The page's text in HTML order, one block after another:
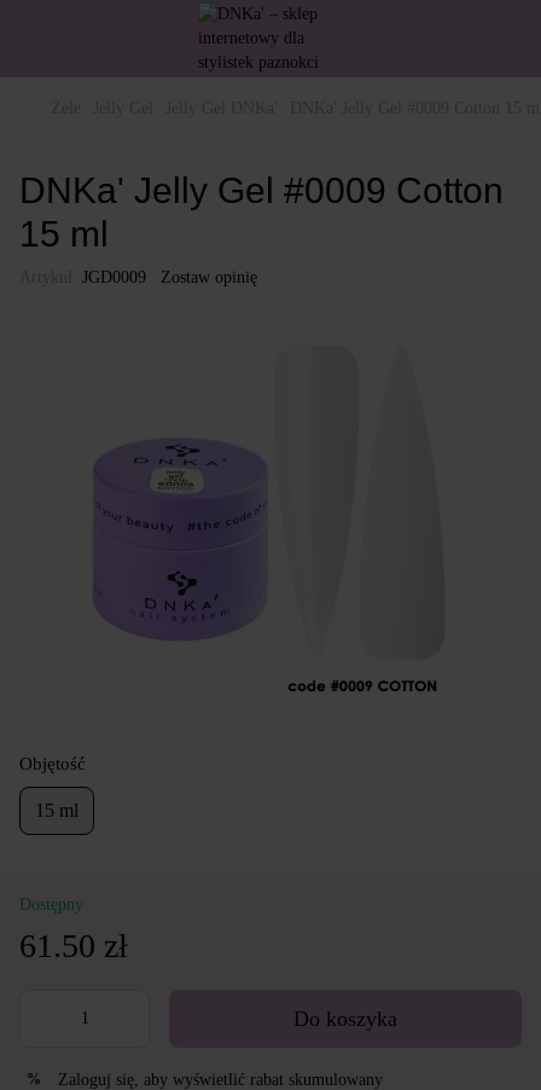
DNKa' Jelly Gel #0009 Cotton
15 ml
JGD0009 Zostaw opinię
Objętość
15 ml
Dostępny
61.50 zł
Do koszyka
% Zaloguj się , aby wyświetlić rabat skumulowany